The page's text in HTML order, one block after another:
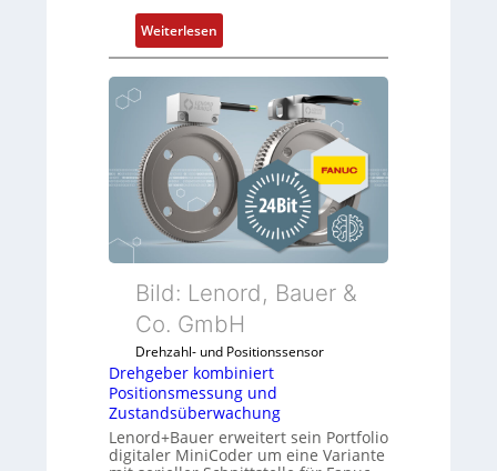
n
e
d
u
n
g
k
o
i
g
u
r
i
e
r
e
4
G
u
n
d
G
a
u
f
d
n
R
a
s
b
Weiterlesen
D
r
e
h
g
b
e
r
k
o
b
i
n
i
r
Bild: Lenord, Bauer &
Co. GmbH
Drehzahl- und Positionssensor
Drehgeber kombiniert
Positionsmessung und
Zustandsüberwachung
Lenord+Bauer erweitert sein Portfolio
digitaler MiniCoder um eine Variante